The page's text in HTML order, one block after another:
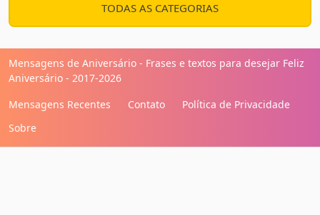
TODAS AS CATEGORIAS
Mensagens de Aniversário - Frases e textos para desejar Feliz
Aniversário - 2017-2026
Mensagens Recentes
Contato
Política de Privacidade
Sobre